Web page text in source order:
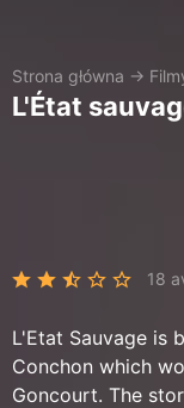
Strona główna →
L'État
18
L'Etat Sauvage is
Conchon which
Goncourt. The